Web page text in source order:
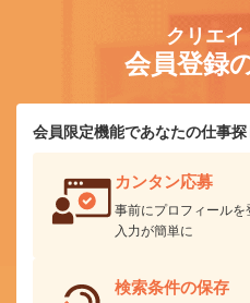
クリエイ
会員登録
会員限定機能であなたの仕事探
カンタン応募
事前にプロフィール
入力が簡単に
検索条件の保存